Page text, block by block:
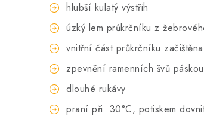
hlubší kulatý výstřih
úzký lem průkrčníku z
vnitřní část průkrčníku
zpevnění ramenních švů páskou
dlouhé rukávy
praní při 30°C, potiskem